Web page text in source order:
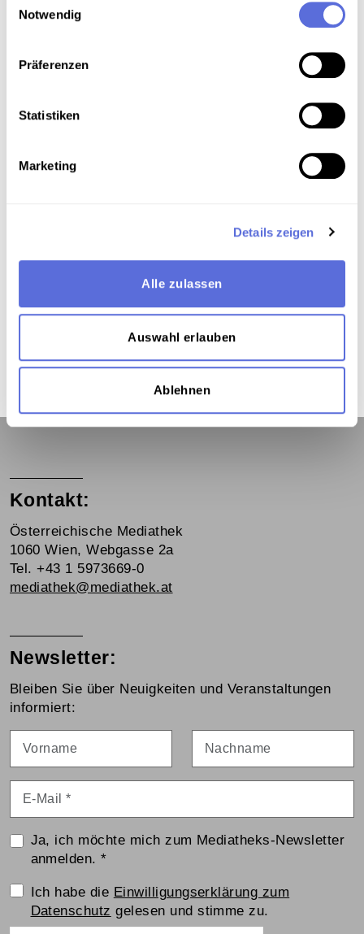
Notwendig
Präferenzen
Statistiken
Marketing
Details zeigen
Alle zulassen
Auswahl erlauben
Ablehnen
Inhalt
Download
Metadaten
Verortung in der digitalen Sammlung
Politik Österreich,Medien und Kommunikation,
Regierung ,Diskussion
Radiosendung-Mitschnitt
Kontakt:
Österreichische Mediathek
1060 Wien, Webgasse 2a
Tel. +43 1 5973669-0
mediathek@mediathek.at
Newsletter:
Bleiben Sie über Neuigkeiten und Veranstaltungen
informiert:
Ja, ich möchte mich zum Mediatheks-Newsletter
anmelden.*
Einwilligungserklärung
Ich habe die Einwilligungserklärung zum
Datenschutz gelesen und stimme zu.